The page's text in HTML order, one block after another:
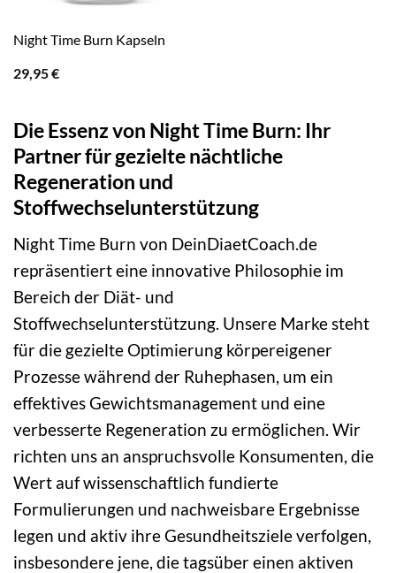
Night Time Burn Kapseln
29,95€
Die Essenz von Night Time Burn: Ihr
Partner für gezielte nächtliche
Regeneration und
Stoffwechselunterstützung
Night Time Burn von DeinDiaetCoach.de
repräsentiert eine innovative Philosophie im
Bereich der Diät- und
Stoffwechselunterstützung. Unsere Marke steht
für die gezielte Optimierung körpereigener
Prozesse während der Ruhephasen, um ein
effektives Gewichtsmanagement und eine
verbesserte Regeneration zu ermöglichen. Wir
richten uns an anspruchsvolle Konsumenten, die
Wert auf wissenschaftlich fundierte
Formulierungen und nachweisbare Ergebnisse
legen und aktiv ihre Gesundheitsziele verfolgen,
insbesondere jene, die tagsüber einen aktiven